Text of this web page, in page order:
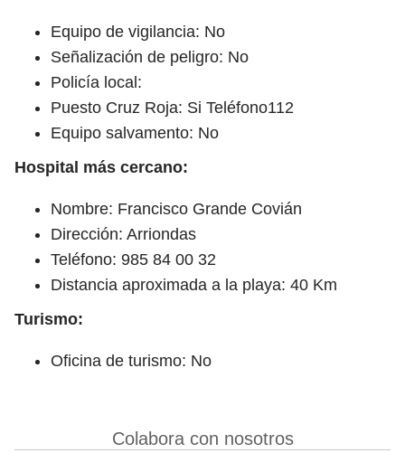
Equipo de vigilancia: No
Señalización de peligro: No
Policía local:
Puesto Cruz Roja: Si Teléfono112
Equipo salvamento: No
Hospital más cercano:
Nombre: Francisco Grande Covián
Dirección: Arriondas
Teléfono: 985 84 00 32
Distancia aproximada a la playa: 40 Km
Turismo:
Oficina de turismo: No
Colabora con nosotros